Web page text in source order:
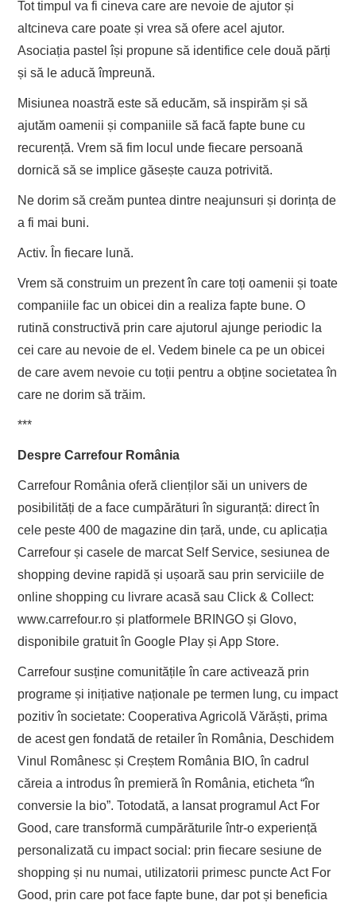
Tot timpul va fi cineva care are nevoie de ajutor și
altcineva care poate și vrea să ofere acel ajutor.
Asociația pastel își propune să identifice cele două părți
și să le aducă împreună.
Misiunea noastră este să educăm, să inspirăm și să
ajutăm oamenii și companiile să facă fapte bune cu
recurență. Vrem să fim locul unde fiecare persoană
dornică să se implice găsește cauza potrivită.
Ne dorim să creăm puntea dintre neajunsuri și dorința de
a fi mai buni.
Activ. În fiecare lună.
Vrem să construim un prezent în care toți oamenii și toate
companiile fac un obicei din a realiza fapte bune. O
rutină constructivă prin care ajutorul ajunge periodic la
cei care au nevoie de el. Vedem binele ca pe un obicei
de care avem nevoie cu toții pentru a obține societatea în
care ne dorim să trăim.
***
Despre Carrefour România
Carrefour România oferă clienților săi un univers de
posibilități de a face cumpărături în siguranță: direct în
cele peste 400 de magazine din țară, unde, cu aplicația
Carrefour și casele de marcat Self Service, sesiunea de
shopping devine rapidă și ușoară sau prin serviciile de
online shopping cu livrare acasă sau Click & Collect:
www.carrefour.ro și platformele BRINGO și Glovo,
disponibile gratuit în Google Play și App Store.
Carrefour susține comunitățile în care activează prin
programe și inițiative naționale pe termen lung, cu impact
pozitiv în societate: Cooperativa Agricolă Vărăști, prima
de acest gen fondată de retailer în România, Deschidem
Vinul Românesc și Creștem România BIO, în cadrul
căreia a introdus în premieră în România, eticheta “în
conversie la bio”. Totodată, a lansat programul Act For
Good, care transformă cumpărăturile într-o experiență
personalizată cu impact social: prin fiecare sesiune de
shopping și nu numai, utilizatorii primesc puncte Act For
Good, prin care pot face fapte bune, dar pot și beneficia